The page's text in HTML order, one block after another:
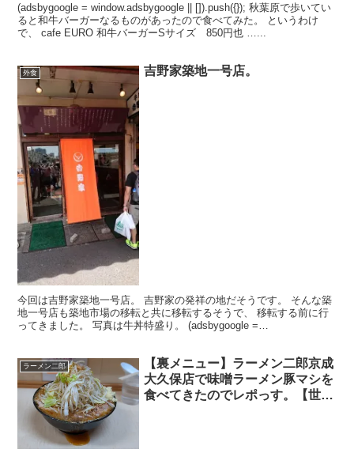
(adsbygoogle = window.adsbygoogle || []).push({}); 秋葉原で歩いてい
ると和牛バーガーなるものがあったので食べてみた。 というわけ
で、 cafe EURO 和牛バーガーSサイズ 850円也 …...
外食 吉野家築地一号店。
今回は吉野家築地一号店。 吉野家の発祥の地だそうです。 そんな築
地一号店も築地市場の移転と共に移転するそうで、 移転する前に行
ってきました。 写真は牛丼特盛り。 (adsbygoogle =
ラーメン二郎
【裏メニュー】ラーメン二郎京成
大久保店で味噌ラーメン豚マシを
食べてきたのでレポっす。【世界